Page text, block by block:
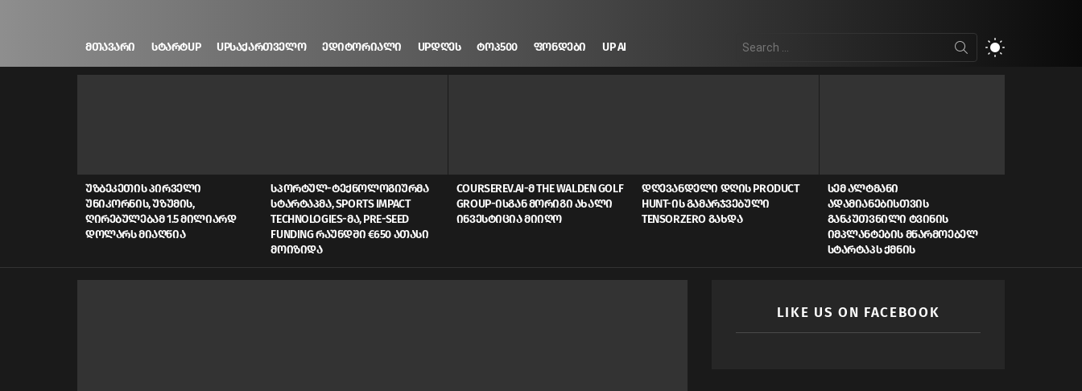
ᲛᲗᲐᲕᲐᲠᲘ ᲡᲢᲐᲠᲢUP UPᲡᲐᲥᲐᲠᲗᲕᲔᲚᲝ ᲔᲓᲘᲢᲝᲠᲘᲐᲚᲘ UPᲓᲦᲔᲡ ᲢᲝᲞ500 ᲤᲝᲜᲓᲔᲑᲘ UP AI
for:
ᲣᲖᲑᲔᲙᲔᲗᲘᲡ ᲞᲘᲠᲕᲔᲚᲘ
ᲣᲜᲘᲙᲝᲠᲜᲘᲡ, ᲣᲖᲣᲛᲘᲡ,
ᲦᲘᲠᲔᲑᲣᲚᲔᲑᲐᲛ 1.5 ᲛᲘᲚᲘᲐᲠᲓ
ᲓᲝᲚᲐᲠᲡ ᲛᲘᲐᲦᲬᲘᲐ
ᲡᲞᲝᲠᲢᲣᲚ-ᲢᲔᲥᲜᲝᲚᲝᲒᲘᲣᲠᲛᲐ
ᲡᲢᲐᲠᲢᲐᲞᲛᲐ, SPORTS IMPACT
TECHNOLOGIES-ᲛᲐ, PRE-SEED
FUNDING ᲠᲐᲣᲜᲓᲨᲘ €650 ᲐᲗᲐᲡᲘ
ᲛᲝᲘᲖᲘᲓᲐ
COURSEREV.AI-Მ THE WALDEN GOLF
GROUP-ᲘᲡᲒᲐᲜ ᲛᲝᲠᲘᲒᲘ ᲐᲮᲐᲚᲘ
ᲘᲜᲕᲔᲡᲢᲘᲪᲘᲐ ᲛᲘᲘᲦᲝ
ᲓᲦᲔᲕᲐᲜᲓᲔᲚᲘ ᲓᲦᲘᲡ PRODUCT
HUNT-ᲘᲡ ᲒᲐᲛᲐᲠᲯᲕᲔᲑᲣᲚᲘ
TENSORZERO ᲒᲐᲮᲓᲐ
ᲡᲔᲛ ᲐᲚᲢᲛᲐᲜᲘ
ᲐᲓᲐᲛᲘᲐᲜᲔᲑᲘᲡᲗᲕᲘᲡ
ᲒᲐᲜᲙᲣᲗᲕᲜᲘᲚᲘ ᲢᲕᲘᲜᲘᲡ
ᲘᲛᲞᲚᲐᲜᲢᲔᲑᲘᲡ ᲛᲬᲐᲠᲛᲝᲔᲑᲔᲚ
ᲡᲢᲐᲠᲢᲐᲞᲡ ᲥᲛᲜᲘᲡ
LIKE US ON FACEBOOK